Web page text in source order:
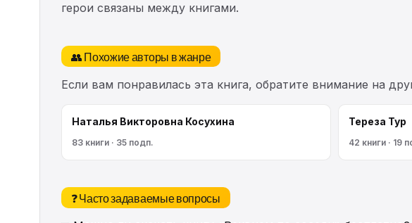
герои связаны между книгами.
👥 Похожие авторы в жанре
Если вам понравилась эта книга, обратите внимание на
Наталья Викторовна Косухина
83 книги · 35 подп.
Тереза Тур
42 книги · 19
❓ Часто задаваемые вопросы